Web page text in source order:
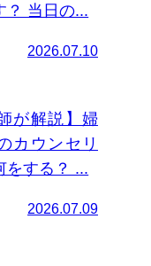
？ 当日の...
2026.07.10
が解説】婦
カウンセリ
をする？ ...
2026.07.09